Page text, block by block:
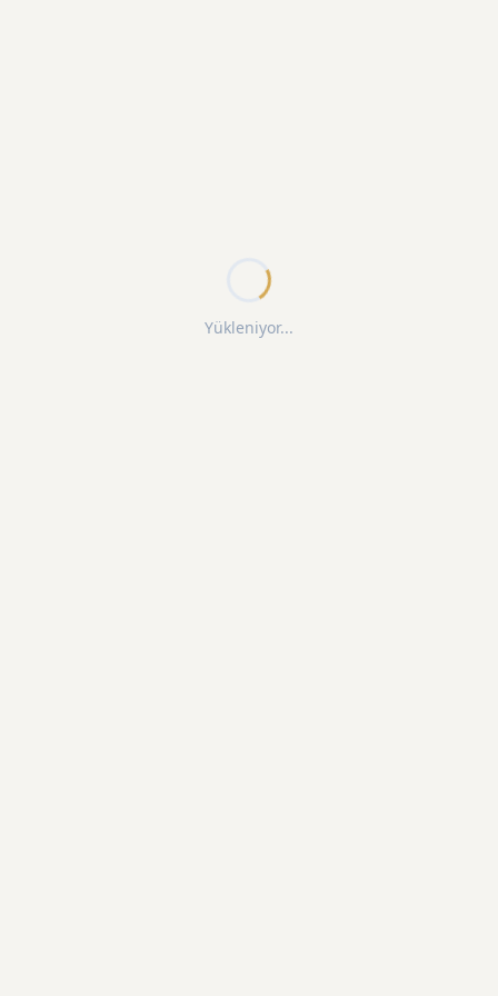
Yükleniyor...